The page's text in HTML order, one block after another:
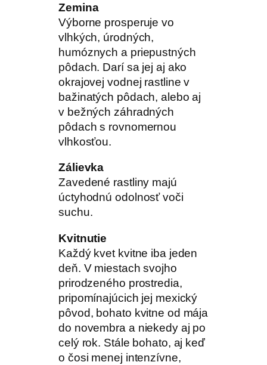
Zemina
Výborne prosperuje vo
vlhkých, úrodných,
humóznych a priepustných
pôdach. Darí sa jej aj ako
okrajovej vodnej rastline v
bažinatých pôdach, alebo aj
v bežných záhradných
pôdach s rovnomernou
vlhkosťou.
Zálievka
Zavedené rastliny majú
úctyhodnú odolnosť voči
suchu.
Kvitnutie
Každý kvet kvitne iba jeden
deň. V miestach svojho
prirodzeného prostredia,
pripomínajúcich jej mexický
pôvod, bohato kvitne od mája
do novembra a niekedy aj po
celý rok. Stále bohato, aj keď
o čosi menej intenzívne,